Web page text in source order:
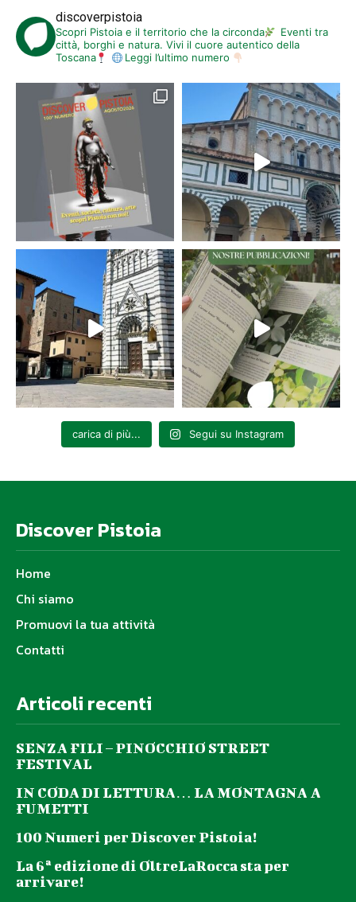
discoverpistoia
Scopri Pistoia e il territorio che la circonda
Eventi tra
città, borghi e natura. Vivi il cuore autentico della
Toscana
Leggi l’ultimo numero
carica di più... Segui su Instagram
Discover Pistoia
Home
Chi siamo
Promuovi la tua attività
Contatti
Articoli recenti
SENZA FILI – PINOCCHIO STREET
FESTIVAL
IN CODA DI LETTURA… LA MONTAGNA A
FUMETTI
100 Numeri per Discover Pistoia!
La 6ª edizione di OltreLaRocca sta per
arrivare!